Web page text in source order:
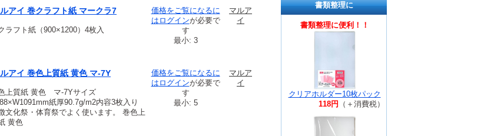
アイ 巻クラフト紙 マークラ7
ラフト紙（900×1200）4枚入
価格をご覧になるに
は ログインが必要で
す
最小: 3
マルア
イ
アイ 巻色上質紙 黄色 マ-7Y
上質紙 黄色 マ-7Yサイズ
紙厚90.7g/m2内容3枚入り
文化祭・体育祭でよく使います。 巻色上
黄色
価格をご覧になるに
は ログインが必要で
す
最小: 5
マルア
イ
書類整理に
書類整理に便利！！
クリアホルダー10枚パック
118円
（＋消費税）